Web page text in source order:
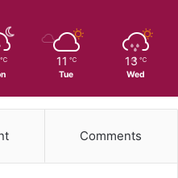
℃ 11 ℃
Tue
13 ℃
Wed
Comments